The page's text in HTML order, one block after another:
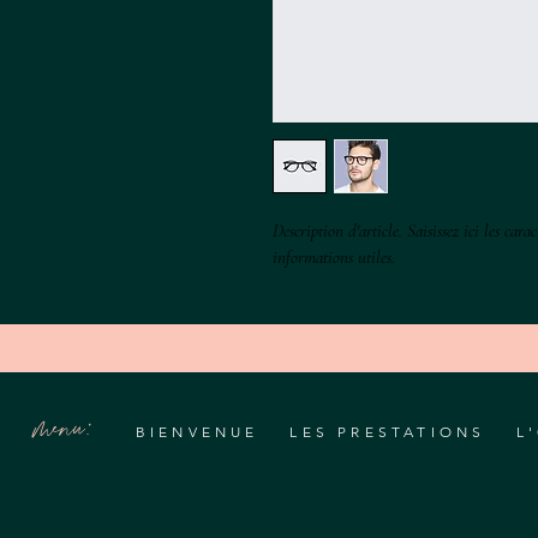
Description d'article. Saisissez ici les
informations utiles.
menu: BIENVENUE LES PRESTATIONS